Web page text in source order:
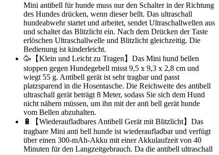
Mini antibell für hunde muss nur den Schalter in der Richtung
des Hundes drücken, wenn dieser bellt. Das ultraschall
hundeabwehr startet und arbeitet, sendet Ultraschallwellen aus
und schaltet das Blitzlicht ein. Nach dem Drücken der Taste
erlöschen Ultraschallwelle und Blitzlicht gleichzeitig. Die
Bedienung ist kinderleicht.
🥳【Klein und Leicht zu Tragen】Das Mini hund bellen
stoppen gegen Hundegebell misst 9,5 x 9,3 x 2,8 cm und
wiegt 55 g. Antibell gerät ist sehr tragbar und passt
platzsparend in die Hosentasche. Die Reichweite des antibell
ultraschall gerät beträgt 8 Meter, sodass Sie sich dem Hund
nicht nähern müssen, um ihn mit der anti bell gerät hunde
vom Bellen abzuhalten.
🔋【Wiederaufladbares Antibell Gerät mit Blitzlicht】Das
tragbare Mini anti bell hunde ist wiederaufladbar und verfügt
über einen 300-mAh-Akku mit einer Akkulaufzeit von 40
Minuten für den Langzeitgebrauch. Da die antibell ultraschall